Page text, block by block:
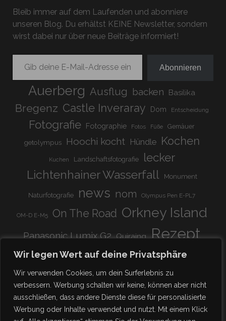
Wir legen Wert auf deine Privatsphäre
Wir verwenden Cookies, um dein Surferlebnis zu
verbessern. Werbung schalten wir keine, können aber nicht
ausschließen, dass andere Dienste diese für personalisierte
Werbung oder Inhalte verwendet und nutzt. Mit einem Klick
Bleib immer auf dem Laufenden und abonniere
unseren Blog. Du erhältst KEINE Newsletter, sondern
wirst dabei nur über neue Beiträge informiert!
Gib deine E-Mail-Adresse ein ...
Abonnieren
Auerberg Ausflug backen Basilika
Bregenz Castle Inveraray Dom Entscheidung
Fotografie Fotographie Fotos Füße Gemäuer
getolympus Hoochi kocht Hündle Kochen
Kuchen Landschaftsfotografie lecker
Lichtenhainer Wasserfall Monument
Naturfotografie news nom Olympus Pen E-PL7
OM-D E-M5 On The Road Orkney Island
Panasonic Lumix G2 Quiraing Rezept
Rundreise schnell & einfach Scotland
Stadion super lecker Systemkamera
vegetarisch Viadukt weitnau woooohoooo!!!!
zu Hause ♥